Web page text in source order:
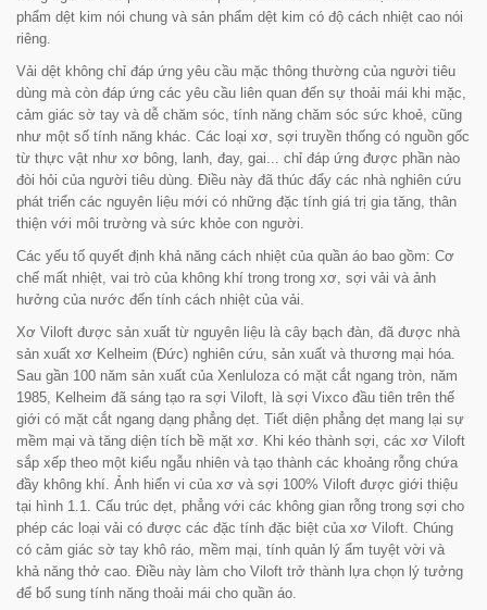
phẩm dệt kim nói chung và sản phẩm dệt kim có độ cách nhiệt cao nói
riêng.
Vải dệt không chỉ đáp ứng yêu cầu mặc thông thường của người tiêu
dùng mà còn đáp ứng các yêu cầu liên quan đến sự thoải mái khi mặc,
cảm giác sờ tay và dễ chăm sóc, tính năng chăm sóc sức khoẻ, cũng
như một số tính năng khác. Các loại xơ, sợi truyền thống có nguồn gốc
từ thực vật như xơ bông, lanh, đay, gai... chỉ đáp ứng được phần nào
đòi hỏi của người tiêu dùng. Điều này đã thúc đẩy các nhà nghiên cứu
phát triển các nguyên liệu mới có những đặc tính giá trị gia tăng, thân
thiện với môi trường và sức khỏe con người.
Các yếu tố quyết định khả năng cách nhiệt của quần áo bao gồm: Cơ
chế mất nhiệt, vai trò của không khí trong trong xơ, sợi vải và ảnh
hưởng của nước đến tính cách nhiệt của vải.
Xơ Viloft được sản xuất từ nguyên liệu là cây bạch đàn, đã được nhà
sản xuất xơ Kelheim (Đức) nghiên cứu, sản xuất và thương mại hóa.
Sau gần 100 năm sản xuất của Xenluloza có mặt cắt ngang tròn, năm
1985, Kelheim đã sáng tạo ra sợi Viloft, là sợi Vixco đầu tiên trên thế
giới có mặt cắt ngang dạng phẳng dẹt. Tiết diện phẳng dẹt mang lại sự
mềm mại và tăng diện tích bề mặt xơ. Khi kéo thành sợi, các xơ Viloft
sắp xếp theo một kiểu ngẫu nhiên và tạo thành các khoảng rỗng chứa
đầy không khí. Ảnh hiển vi của xơ và sợi 100% Viloft được giới thiệu
tại hình 1.1. Cấu trúc dẹt, phẳng với các không gian rỗng trong sợi cho
phép các loại vải có được các đặc tính đặc biệt của xơ Viloft. Chúng
có cảm giác sờ tay khô ráo, mềm mại, tính quản lý ẩm tuyệt vời và
khả năng thở cao. Điều này làm cho Viloft trở thành lựa chọn lý tưởng
để bổ sung tính năng thoải mái cho quần áo.